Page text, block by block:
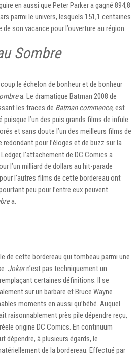
en aussi que Peter Parker a gagné 894,8
parmi le univers, lesquels 151,1 centaines
son vacance pour l’ouverture au région.
Sombre
le échelon de bonheur et de bonheur
a. Le dramatique Batman 2008 de
les traces de Batman commence, est
l’un des puis grands films de infule
et sans doute l’un des meilleurs films de
pour l’éloges et de buzz sur la
l’attachement de DC Comics a
l’un milliard de dollars au hit-parade
l’autres films de cette bordereau ont
peu pour l’entre eux peuvent
a.
de cette bordereau qui tombeau parmi une
Jokern’est pas techniquement un
certaines définitions. Il se
sur un barbare et Bruce Wayne
moments en aussi qu’bébé. Auquel
raisonnablement près pile dépendre reçu,
origine DC Comics. En continuum
dépendre, à plusieurs égards, le
de la bordereau. Effectué par